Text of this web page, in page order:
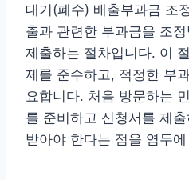
대기(폐수) 배출부과금 조
출과 관련한 부과금을 조
제출하는 절차입니다. 이
제를 준수하고, 적정한 부
요합니다. 처음 방문하는
를 준비하고 신청서를 제
받아야 한다는 점을 염두